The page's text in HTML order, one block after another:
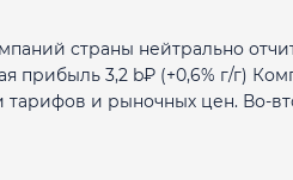
страны нейтрально
прибыль 3,2 b₽ (+0,6% г/г)
и рыночных цен. Во-